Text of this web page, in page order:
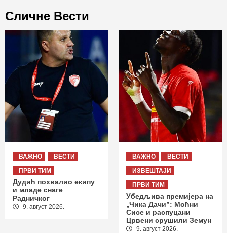
Сличне Вести
ВАЖНО
ВЕСТИ
ПРВИ ТИМ
Дудић похвалио екипу
и младе снаге
Радничког
9. август 2026.
ВАЖНО
ВЕСТИ
ИЗВЕШТАЈИ
ПРВИ ТИМ
Убедљива премијера на
„Чика Дачи”: Моћни
Сисе и распуцани
Црвени срушили Земун
9. август 2026.